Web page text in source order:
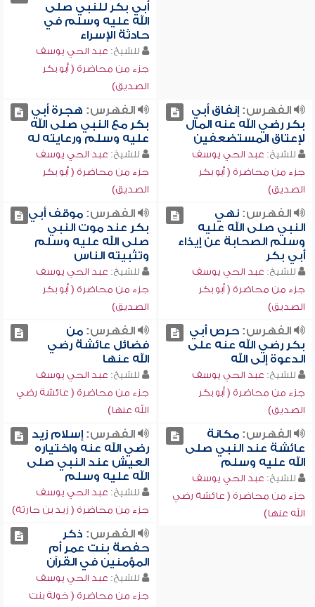
أبي بكر للنبي صلى
الله عليه وسلم في
حادثة الإسراء
للشيخ: عبد الحي يوسف
جزء من محاضرة ( أبو بكر
الصديق)
الفهرس:إنفاق أبي
بكر رضي الله عنه المال
لإعتاق المستضعفين
للشيخ: عبد الحي يوسف
جزء من محاضرة ( أبو بكر
الصديق)
الفهرس: هجرة أبي
بكر مع النبي صلى الله
عليه وسلم ورعايته له
للشيخ: عبد الحي يوسف
جزء من محاضرة ( أبو بكر
الصديق)
الفهرس:نهي
النبي صلى الله عليه
وسلم الصحابة عن إيذاء
أبي بكر
للشيخ: عبد الحي يوسف
جزء من محاضرة ( أبو بكر
الصديق)
الفهرس:موقف أبي
بكر عند موت النبي
صلى الله عليه وسلم
وتثبيته الناس
للشيخ: عبد الحي يوسف
جزء من محاضرة ( أبو بكر
الصديق)
الفهرس:حرص أبي
بكر رضي الله عنه على
الدعوة إلى الله
للشيخ: عبد الحي يوسف
جزء من محاضرة ( أبو بكر
الصديق)
الفهرس:من
فضائل عائشة رضي
الله عنها
للشيخ: عبد الحي يوسف
جزء من محاضرة ( عائشة رضي
الله عنها)
الفهرس:مكانة
عائشة عند النبي صلى
الله عليه وسلم
للشيخ: عبد الحي يوسف
جزء من محاضرة ( عائشة رضي
الله عنها)
الفهرس:إسلام زيد
رضي الله عنه واختياره
العيش عند النبي صلى
الله عليه وسلم
للشيخ: عبد الحي يوسف
جزء من محاضرة ( زيد بن حارثة)
الفهرس: ذكر
حفصة بنت عمر أم
المؤمنين في القرآن
للشيخ: عبد الحي يوسف
جزء من محاضرة ( خولة بنت